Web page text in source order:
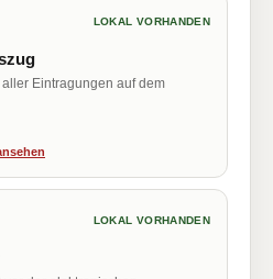
LOKAL VORHANDEN
Eintragungen auf dem
LOKAL VORHANDEN